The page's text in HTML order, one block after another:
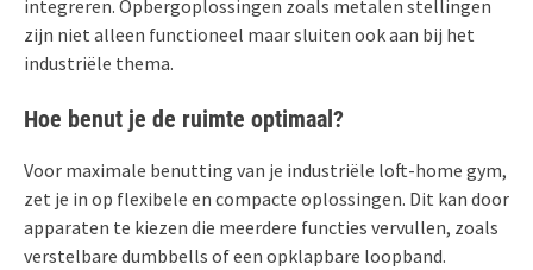
integreren. Opbergoplossingen zoals metalen stellingen
zijn niet alleen functioneel maar sluiten ook aan bij het
industriële thema.
Hoe benut je de ruimte optimaal?
Voor maximale benutting van je industriële loft-home gym,
zet je in op flexibele en compacte oplossingen. Dit kan door
apparaten te kiezen die meerdere functies vervullen, zoals
verstelbare dumbbells of een opklapbare loopband.